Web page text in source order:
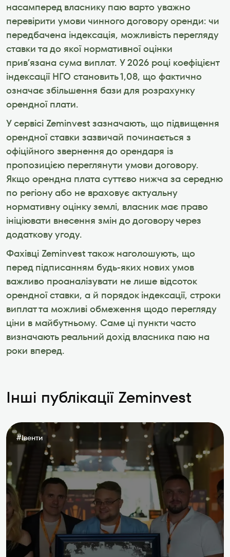
насамперед власнику паю варто уважно
перевірити умови чинного договору оренди: чи
передбачена індексація, можливість перегляду
ставки та до якої нормативної оцінки
прив’язана сума виплат. У 2026 році коефіцієнт
індексації НГО становить 1,08, що фактично
означає збільшення бази для розрахунку
орендної плати.
У сервісі Zeminvest зазначають, що підвищення
орендної ставки зазвичай починається з
офіційного звернення до орендаря із
пропозицією переглянути умови договору.
Якщо орендна плата суттєво нижча за середню
по регіону або не враховує актуальну
нормативну оцінку землі, власник має право
ініціювати внесення змін до договору через
додаткову угоду.
Фахівці Zeminvest також наголошують, що
перед підписанням будь-яких нових умов
важливо проаналізувати не лише відсоток
орендної ставки, а й порядок індексації, строки
виплат та можливі обмеження щодо перегляду
ціни в майбутньому. Саме ці пункти часто
визначають реальний дохід власника паю на
роки вперед.
Інші публікації Zeminvest
#Івенти